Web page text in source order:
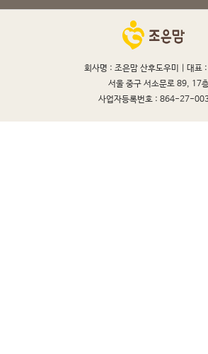
회사명 : 조은맘 산후도우미 | 대표 :
서울 중구 서소문로 89, 17
사업자등록번호 : 864-27-